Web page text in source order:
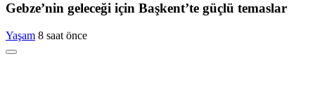
Gebze’nin geleceği için Başkent’te güçlü temaslar
Yaşam 8 saat önce